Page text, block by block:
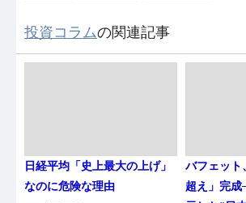
投資コラムの関連記事
日経平均「史上最大の上げ」
なのに危険な理由
バフェット
超え」完